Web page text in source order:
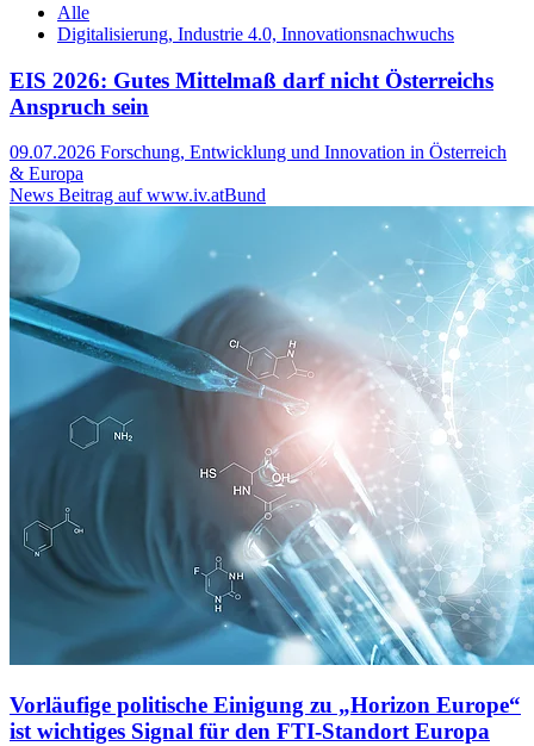
Alle
Digitalisierung, Industrie 4.0, Innovationsnachwuchs
EIS 2026: Gutes Mittelmaß darf nicht Österreichs
Anspruch sein
09.07.2026 Forschung, Entwicklung und Innovation in Österreich
& Europa
News Beitrag auf www.iv.atBund
Vorläufige politische Einigung zu „Horizon Europe“
ist wichtiges Signal für den FTI-Standort Europa